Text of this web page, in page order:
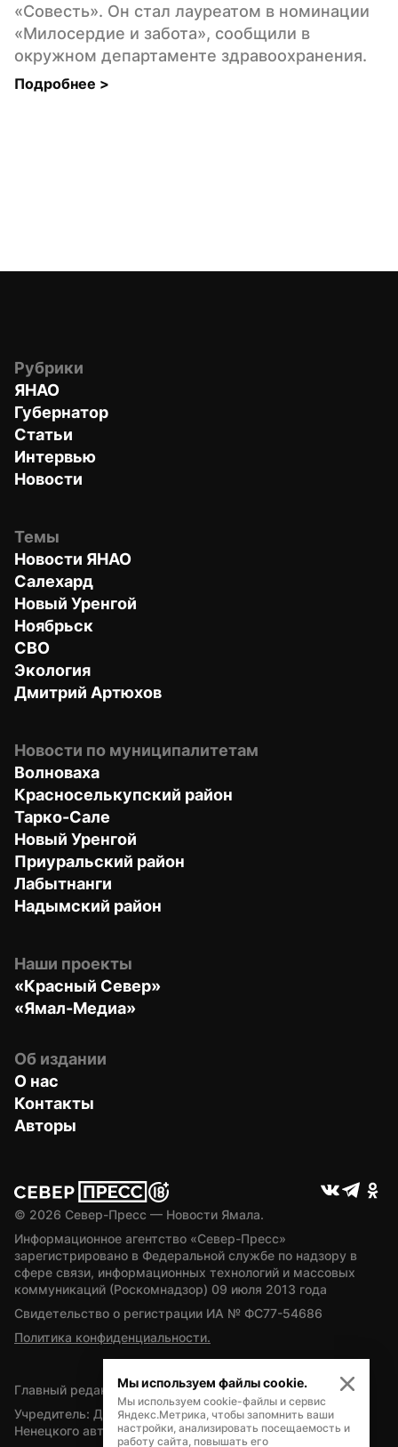
«Совесть». Он стал лауреатом в номинации
«Милосердие и забота», сообщили в
окружном департаменте здравоохранения.
Подробнее >
Рубрики
ЯНАО
Губернатор
Статьи
Интервью
Новости
Темы
Новости ЯНАО
Салехард
Новый Уренгой
Ноябрьск
СВО
Экология
Дмитрий Артюхов
Новости по муниципалитетам
Волноваха
Красноселькупский район
Тарко-Сале
Новый Уренгой
Приуральский район
Лабытнанги
Надымский район
Наши проекты
«Красный Север»
«Ямал-Медиа»
Об издании
О нас
Контакты
Авторы
© 2026 Север-Пресс — Новости Ямала.
Информационное агентство «Север-Пресс»
зарегистрировано в Федеральной службе по надзору в
сфере связи, информационных технологий и массовых
коммуникаций (Роскомнадзор) 09 июля 2013 года
Свидетельство о регистрации ИА № ФС77-54686
Политика конфиденциальности.
Главный редактор — А.Л. Поздеев
Учредитель: Департамент внутренней политики Ямало-
Ненецкого автономного округа
Мы используем файлы cookie.
Мы используем cookie-файлы и сервис
Яндекс.Метрика, чтобы запомнить ваши
настройки, анализировать посещаемость и
работу сайта, повышать его